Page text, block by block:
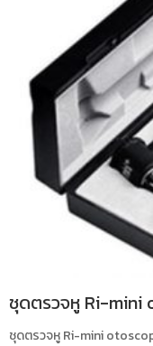
ชุดตรวจหู Ri-mini
ชุดตรวจหู Ri-mini